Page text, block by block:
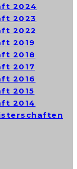
2024
2023
2022
2019
2018
2017
2016
2015
2014